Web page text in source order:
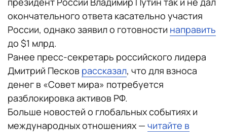
окончательного ответа касательно участия
России, однако заявил о готовности направить
до $1 млрд.
Ранее пресс-секретарь российского лидера
Дмитрий Песков рассказал, что для взноса
денег в «Совет мира» потребуется
разблокировка активов РФ.
Больше новостей о глобальных событиях и
международных отношениях — читайте в